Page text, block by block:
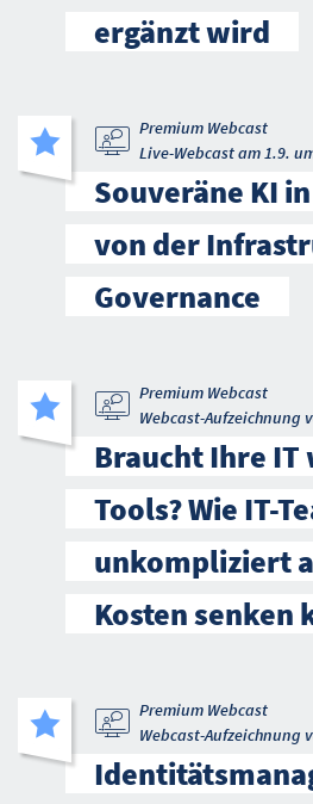
ergänzt wird
Premium Webcast
Live-Webcast am 1.9.
Souveräne KI
von der
Governance
Premium Webcast
Webcast-Aufzeichnung
Braucht Ihre
Tools? Wie IT-
unkompliziert
Kosten senken
Premium Webcast
Webcast-Aufzeichnung